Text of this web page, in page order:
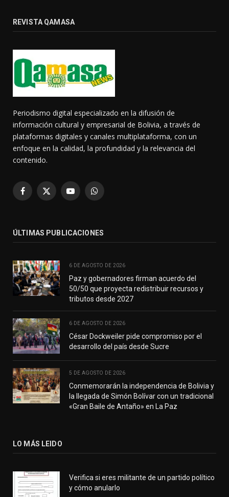
REVISTA QAMASA
Periodismo digital especializado en la difusión de
información cultural y empresarial de Bolivia, a través de
plataformas digitales y canales multiplataforma, con un
enfoque en la calidad, la profundidad y la relevancia del
contenido.
Facebook
X
YouTubeWhatsApp
ÚLTIMAS PUBLICACIONES
6 DE AGOSTO DE 2026
Paz y gobernadores firman acuerdo del
50/50 que proyecta redistribuir recursos y
tributos desde 2027
6 DE AGOSTO DE 2026
César Dockweiler pide compromiso por el
desarrollo del país desde Sucre
5 DE AGOSTO DE 2026
Conmemorarán la independencia de Bolivia y
la llegada de Simón Bolívar con un tradicional
«Gran Baile de Antaño» en La Paz
LO MÁS LEIDO
Verifica si eres militante de un partido político
y cómo anularlo